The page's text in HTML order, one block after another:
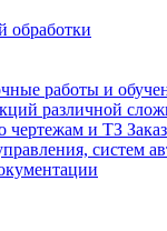
обработки
работы и
различной
чертежам и ТЗ
систем